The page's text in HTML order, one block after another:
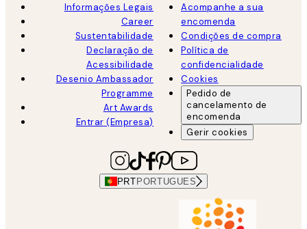
Informações Legais
Career
Sustentabilidade
Declaração de
Acessibilidade
Desenio Ambassador
Programme
Art Awards
Entrar (Empresa)
Acompanhe a sua
encomenda
Condições de compra
Política de
confidencialidade
Cookies
Pedido de
cancelamento de
encomenda
Gerir cookies
PRT PORTUGUES